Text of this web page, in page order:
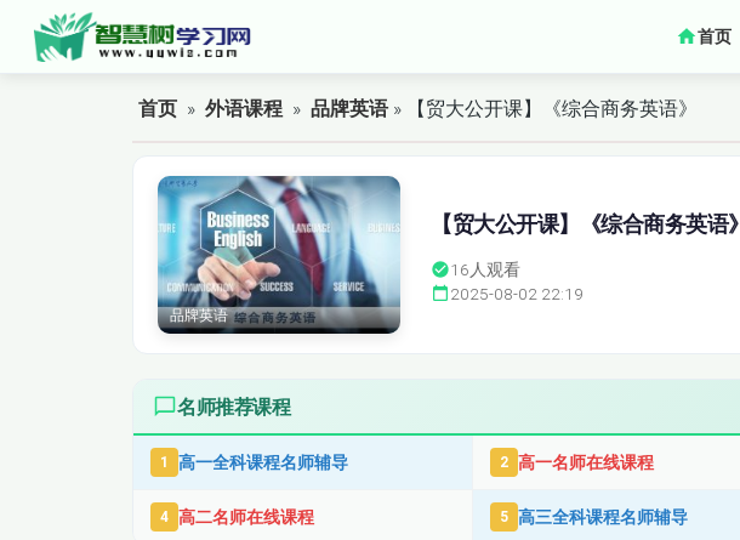
首页
首页 »外语课程 »品牌英语» 【贸大公开课】《综合商务英语》
品牌英语
【贸大公开课】《综合商务英语》
16 人观看
2025-08-02 22:19
名师推荐课程
1 高一全科课程名师辅导 2 高一名师在线课程
4 高二名师在线课程 5 高三全科课程名师辅导